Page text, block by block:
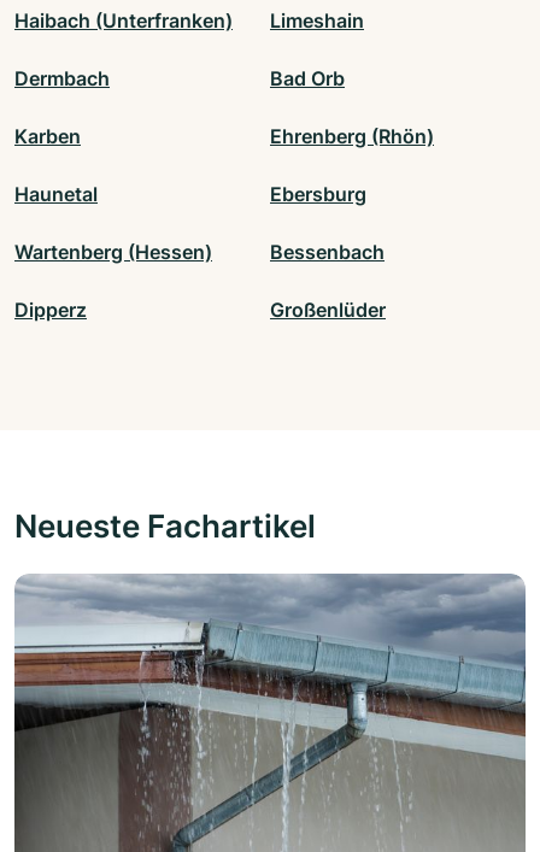
Haibach (Unterfranken) Limeshain
Dermbach Bad Orb
Karben Ehrenberg (Rhön)
Haunetal Ebersburg
Wartenberg (Hessen) Bessenbach
Dipperz Großenlüder
Neueste Fachartikel